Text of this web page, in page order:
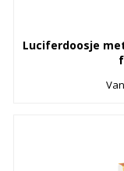
Luciferdoosje